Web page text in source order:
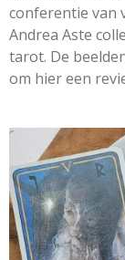
conferentie van
Andrea Aste
tarot. De
om hier een